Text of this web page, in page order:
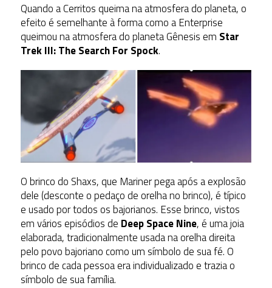
Quando a Cerritos queima na atmosfera do planeta, o
efeito é semelhante à forma como a Enterprise
queimou na atmosfera do planeta Gênesis em Star
Trek III: The Search For Spock.
O brinco do Shaxs, que Mariner pega após a explosão
dele (desconte o pedaço de orelha no brinco), é típico
e usado por todos os bajorianos. Esse brinco, vistos
em vários episódios de Deep Space Nine, é uma joia
elaborada, tradicionalmente usada na orelha direita
pelo povo bajoriano como um símbolo de sua fé. O
brinco de cada pessoa era individualizado e trazia o
símbolo de sua família.